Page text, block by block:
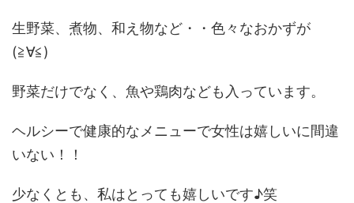
生野菜、煮物、和え物など・・色々なおかずが
(≧∀≦)
野菜だけでなく、魚や鶏肉なども入っています。
ヘルシーで健康的なメニューで女性は嬉しいに間違
いない！！
少なくとも、私はとっても嬉しいです♪笑